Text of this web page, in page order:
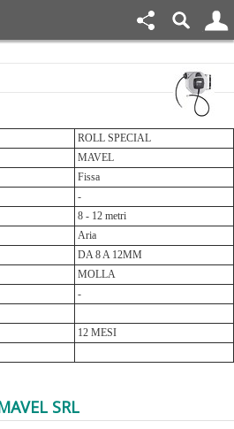
ROLL SPECIAL
MAVEL
Fissa
-
8 - 12 metri
Aria
DA 8 A 12MM
MOLLA
-
12 MESI
SRL